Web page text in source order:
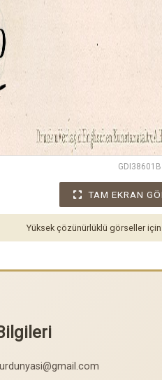
GDI38601B
TAM EKRAN
Yüksek çözünürlüklü görseller için